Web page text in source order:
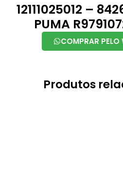
12111025012 –
PUMA
COMPRAR
Produtos